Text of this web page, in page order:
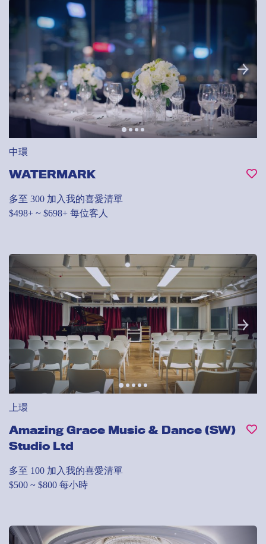
中環
WATERMARK
多至 300 加入我的喜愛清單
$498+ ~ $698+ 每位客人
上環
Amazing Grace Music & Dance (SW)
Studio Ltd
多至 100 加入我的喜愛清單
$500 ~ $800 每小時